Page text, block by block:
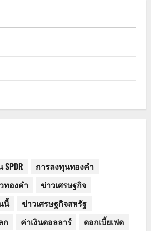
การลงทุนทองคำ
ทองคำ
ข่าวเศรษฐกิจ
นี้
ข่าวเศรษฐกิจสหรัฐ
ก
ค่าเงินดอลลาร์
ดอกเบี้ยเฟด